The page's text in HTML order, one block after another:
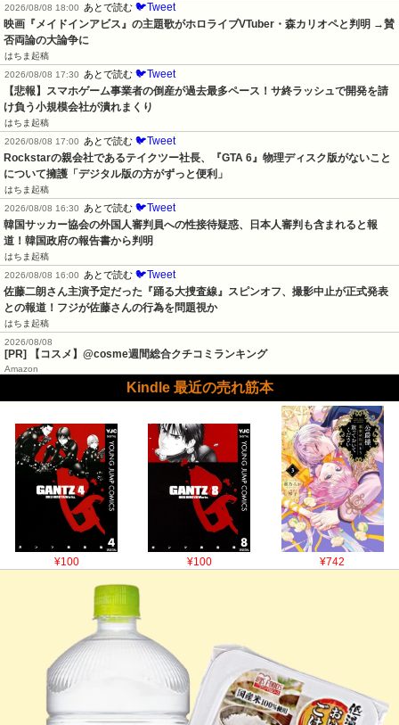
2026/08/08 18:00
あとで読む 🐦Tweet
映画『メイドインアビス』の主題歌がホロライブVTuber・森カリオペと判明 →賛
否両論の大論争に
はちま起稿
2026/08/08 17:30
あとで読む 🐦Tweet
【悲報】スマホゲーム事業者の倒産が過去最多ペース！サ終ラッシュで開発を請
け負う小規模会社が潰れまくり
はちま起稿
2026/08/08 17:00
あとで読む 🐦Tweet
Rockstarの親会社であるテイクツー社長、『GTA 6』物理ディスク版がないこと
について擁護「デジタル版の方がずっと便利」
はちま起稿
2026/08/08 16:30
あとで読む 🐦Tweet
韓国サッカー協会の外国人審判員への性接待疑惑、日本人審判も含まれると報
道！韓国政府の報告書から判明
はちま起稿
2026/08/08 16:00
あとで読む 🐦Tweet
佐藤二朗さん主演予定だった『踊る大捜査線』スピンオフ、撮影中止が正式発表
との報道！フジが佐藤さんの行為を問題視か
はちま起稿
2026/08/08
[PR] 【コスメ】@cosme週間総合クチコミランキング
Amazon
Kindle 最近の売れ筋本
¥100 ¥100 ¥742